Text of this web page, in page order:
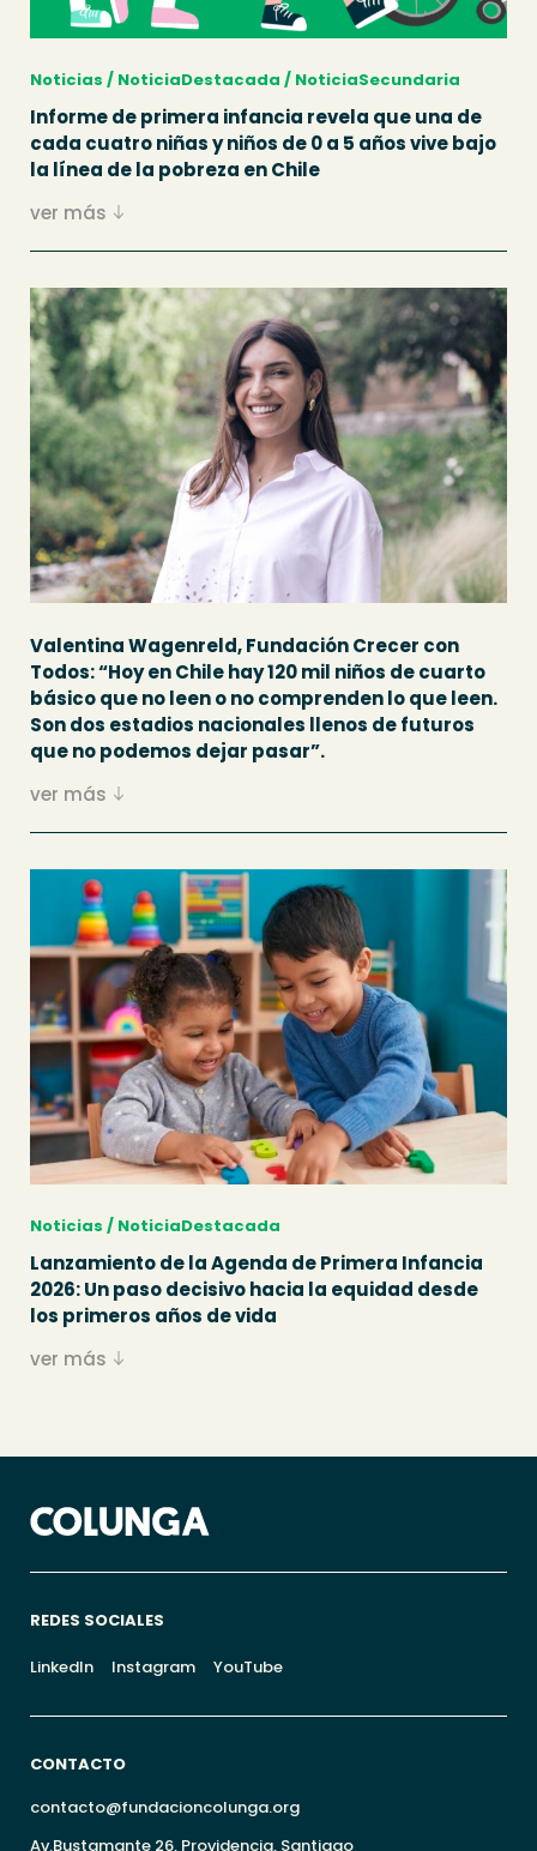
Noticias / NoticiaDestacada / NoticiaSecundaria
Informe de primera infancia revela que una de
cada cuatro niñas y niños de 0 a 5 años vive bajo
la línea de la pobreza en Chile
ver más
Valentina Wagenreld, Fundación Crecer con
Todos: “Hoy en Chile hay 120 mil niños de cuarto
básico que no leen o no comprenden lo que leen.
Son dos estadios nacionales llenos de futuros
que no podemos dejar pasar”.
ver más
Noticias / NoticiaDestacada
Lanzamiento de la Agenda de Primera Infancia
2026: Un paso decisivo hacia la equidad desde
los primeros años de vida
ver más
REDES SOCIALES
LinkedIn Instagram YouTube
CONTACTO
contacto@fundacioncolunga.org
Av.Bustamante 26, Providencia, Santiago